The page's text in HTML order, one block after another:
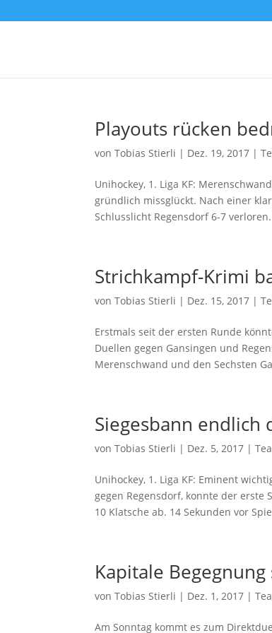
Playouts rücken
vonTobias Stierli | Dez. 19, 2017 |
Unihockey, 1. Liga KF:
gründlich missglückt. Nach einer
Schlusslicht Regensdorf 6-7
Strichkampf-Krimi
vonTobias Stierli | Dez. 15, 2017 |
Erstmals seit der ersten Runde
Duellen gegen Gansingen und
Merenschwand und den Sechsten
Siegesbann endlich
vonTobias Stierli | Dez. 5, 2017 |
Unihockey, 1. Liga KF: Eminent
gegen Regensdorf, konnte der erste
10 Klatsche ab. 14 Sekunden vor
Kapitale
vonTobias Stierli | Dez. 1, 2017 |
Am Sonntag kommt es zum